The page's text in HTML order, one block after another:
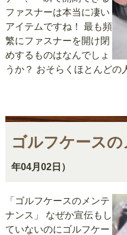
ファスナーは本当に凄い
アイテムですね！ 最も頻
繁にファスナーを開け閉
めするものはなんでしょ
うか？ おそらくほとんど
ゴルフケース
年04月02日）
「ゴルフケースのメンテ
ナンス」 なぜか宣伝もし
ていないのにゴルフケー